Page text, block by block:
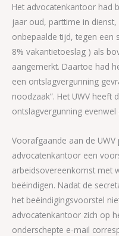
Het advocatenkantoor had
jaar oud, parttime in
onbepaalde tijd, tegen
8% vakantietoeslag ) als
aangemerkt. Daartoe had
een ontslagvergunning
noodzaak”. Het UWV heeft
ontslagvergunning
Voorafgaande aan de
advocatenkantoor een
arbeidsovereenkomst met
beëindigen. Nadat de
het beëindigingsvoorstel
advocatenkantoor zich op
onderschepte e-mail